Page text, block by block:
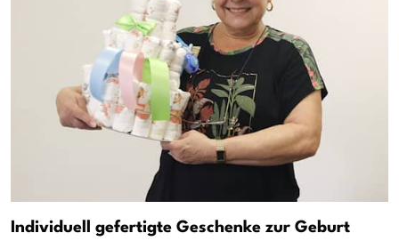
Individuell gefertigte Geschenke zur Geburt